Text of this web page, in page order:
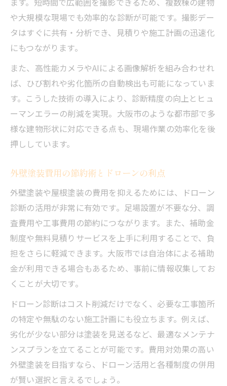
や大規模な現場でも効率的な診断が可能です。撮影デー
タはすぐに共有・分析でき、見積りや施工計画の迅速化
にもつながります。
また、高性能カメラやAIによる画像解析を組み合わせれ
ば、ひび割れや劣化箇所の自動検出も可能になっていま
す。こうした技術の導入により、診断精度の向上とヒュ
ーマンエラーの削減を実現。大阪市のような都市部で多
様な建物形状に対応できる点も、現場作業の効率化を後
押ししています。
外壁塗装費用の節約術とドローンの利点
外壁塗装や屋根塗装の費用を抑えるためには、ドローン
診断の活用が非常に有効です。足場設置が不要な分、調
査費用や工事費用の節約につながります。また、補助金
制度や無料見積りサービスを上手に利用することで、負
担をさらに軽減できます。大阪市では自治体による補助
金が利用できる場合もあるため、事前に情報収集してお
くことが大切です。
ドローン診断はコスト削減だけでなく、必要な工事箇所
の特定や無駄のない施工計画にも役立ちます。例えば、
劣化が少ない部分は塗装を見送るなど、最適なメンテナ
ンスプランを立てることが可能です。費用対効果の高い
外壁塗装を目指すなら、ドローン活用と各種制度の併用
が賢い選択と言えるでしょう。